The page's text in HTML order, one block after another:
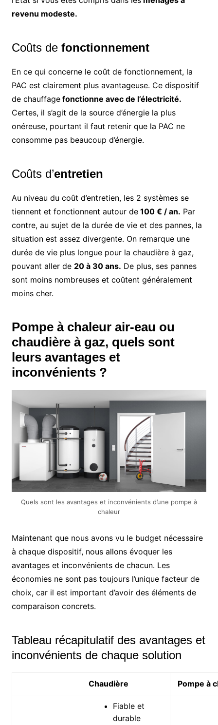
revenu modeste.
Coûts de fonctionnement
En ce qui concerne le coût de fonctionnement, la
PAC est clairement plus avantageuse. Ce dispositif
de chauffagefonctionne avec de l’électricité.
Certes, il s’agit de la source d’énergie la plus
onéreuse, pourtant il faut retenir que la PAC ne
consomme pas beaucoup d’énergie.
Coûts d’entretien
Au niveau du coût d’entretien, les 2 systèmes se
tiennent et fonctionnent autour de100 € / an. Par
contre, au sujet de la durée de vie et des pannes, la
situation est assez divergente. On remarque une
durée de vie plus longue pour la chaudière à gaz,
pouvant aller de 20 à 30 ans. De plus, ses pannes
sont moins nombreuses et coûtent généralement
moins cher.
Pompe à chaleur air-eau ou
chaudière à gaz, quels sont
leurs avantages et
inconvénients ?
Quels sont les avantages et inconvénients d’une pompe à
chaleur
Maintenant que nous avons vu le budget nécessaire
à chaque dispositif, nous allons évoquer les
avantages et inconvénients de chacun. Les
économies ne sont pas toujours l’unique facteur de
choix, car il est important d’avoir des éléments de
comparaison concrets.
Tableau récapitulatif des avantages et
inconvénients de chaque solution
Chaudière Pompe à
Fiable et
durable